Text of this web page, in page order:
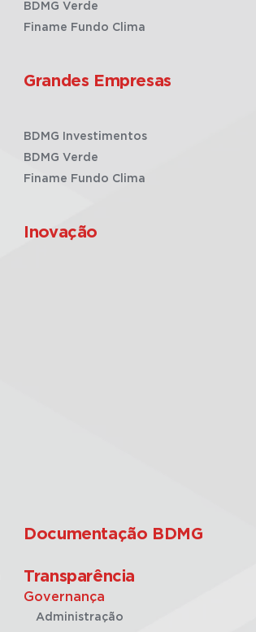
BDMG Verde
Finame Fundo Clima
Grandes Empresas
BDMG Investimentos
BDMG Verde
Finame Fundo Clima
Inovação
Documentação BDMG
Transparência
Governança
Administração